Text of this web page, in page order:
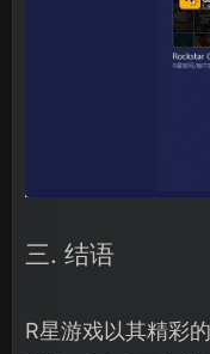
三. 结语
R星游戏以其精彩